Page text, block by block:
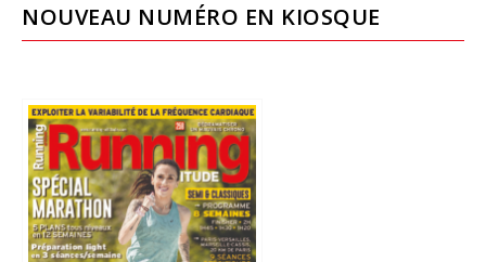
NOUVEAU NUMÉRO EN KIOSQUE